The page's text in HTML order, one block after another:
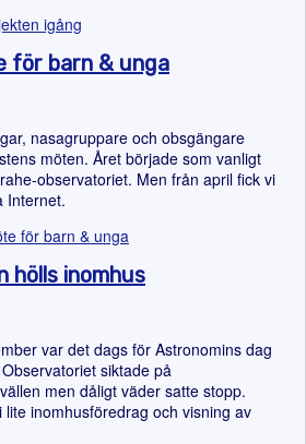
igång
för barn & unga
nasagruppare och obsgängare
möten. Året började som vanligt
observatoriet. Men från april fick vi
Internet.
för barn & unga
hölls inomhus
var det dags för Astronomins dag
siktade på
men dåligt väder satte stopp.
inomhusföredrag och visning av